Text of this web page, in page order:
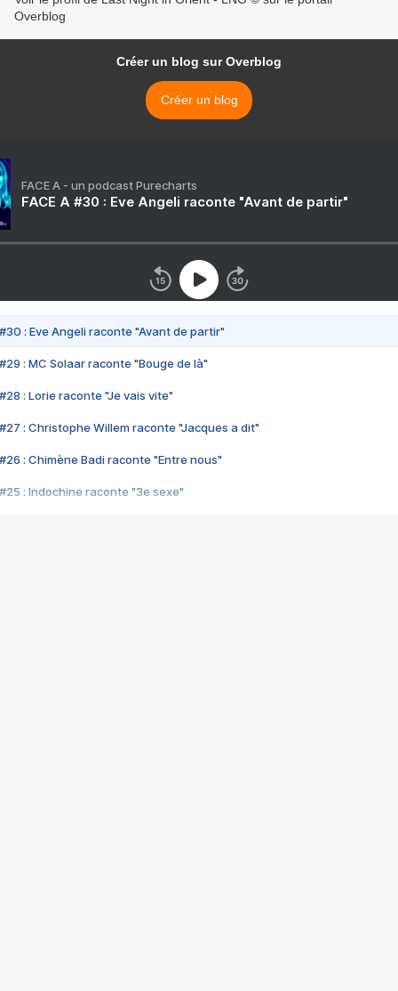
Overblog
Créer un blog sur Overblog
Créer un blog
FACE A - un podcast Purecharts
FACE A #30 : Eve Angeli raconte "Avant de partir"
#30 : Eve Angeli raconte "Avant de partir"
#29 : MC Solaar raconte "Bouge de là"
#28 : Lorie raconte "Je vais vite"
#27 : Christophe Willem raconte "Jacques a dit"
#26 : Chimène Badi raconte "Entre nous"
#25 : Indochine raconte "3e sexe"